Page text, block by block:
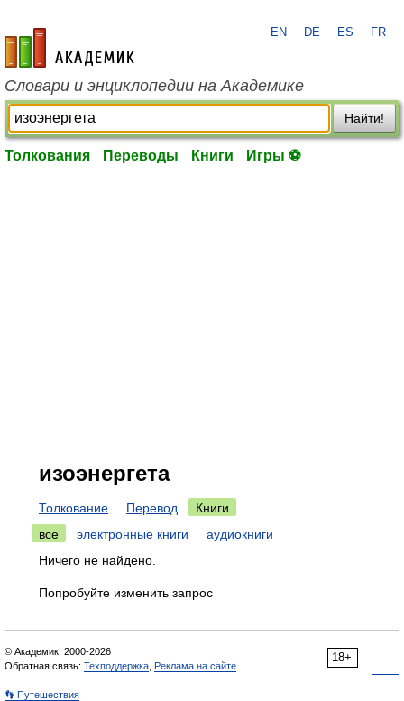
academic.ru
EN DE ES FR
Словари и энциклопедии на Академике
Найти!
Толкования Переводы Книги Игры ⚽
изоэнергета
Толкование Перевод
Книги
все
электронные книги
аудиокниги
Ничего не найдено.
Попробуйте изменить запрос
18+
© Академик, 2000-2026
Обратная связь: Техподдержка Реклама на сайте
👣 Путешествия